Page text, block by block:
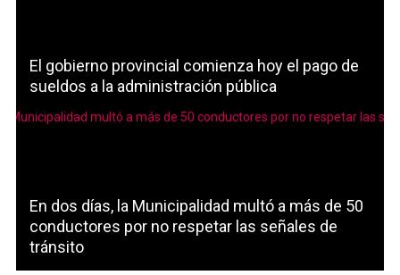
El gobierno provincial comienza hoy el pago de
sueldos a la administración pública
En dos días, la Municipalidad multó a más de 50
conductores por no respetar las señales de
tránsito